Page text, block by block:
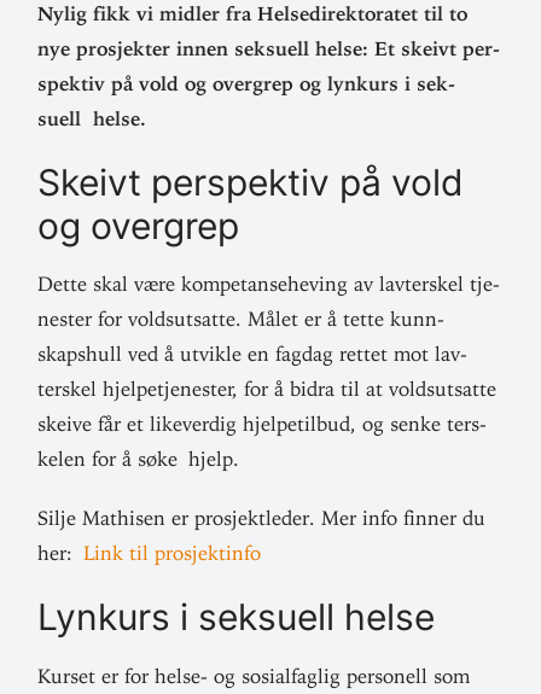
Nylig fikk vi midler fra Helse­di­rek­to­ratet til to
nye pro­sjekter innen sek­suell helse: Et skeivt per­
spektiv på vold og overgrep og lynkurs i sek­
suell helse.
Skeivt per­spektiv på vold
og overgrep
Dette skal være kom­pe­tanse­heving av lav­terskel tje­
nester for volds­ut­satte. Målet er å tette kunn­
skapshull ved å utvikle en fagdag rettet mot lav­
terskel hjelpe­tje­nester, for å bidra til at volds­ut­satte
skeive får et like­verdig hjelpe­tilbud, og senke ters­
kelen for å søke hjelp.
Silje Mathisen er pro­sjekt­leder. Mer info finner du
her:Link til prosjektinfo
Lynkurs i sek­suell helse
Kurset er for helse- og sosial­faglig per­sonell som